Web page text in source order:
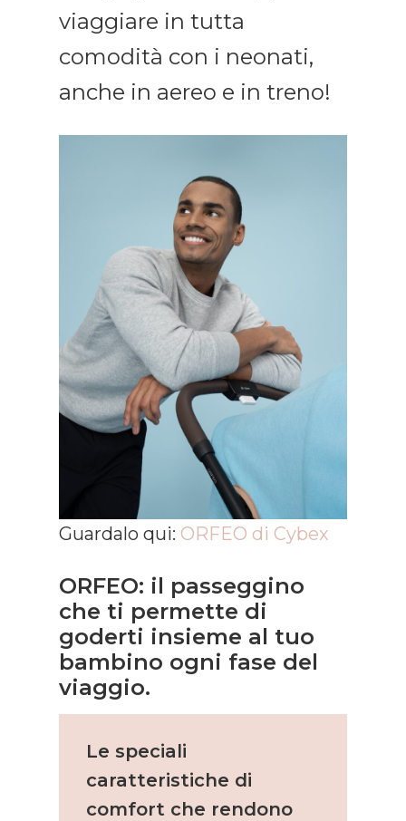
viaggiare in tutta
comodità con i neonati,
anche in aereo e in treno!
Guardalo qui: ORFEO di Cybex
ORFEO: il passeggino
che ti permette di
goderti insieme al tuo
bambino ogni fase del
viaggio.
Le speciali
caratteristiche di
comfort che rendono